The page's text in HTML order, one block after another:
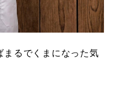
まるでくまになった気